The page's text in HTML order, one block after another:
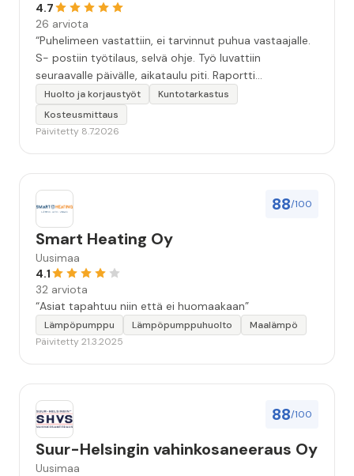
4.7
26 arviota
“Puhelimeen vastattiin, ei tarvinnut puhua vastaajalle.
S- postiin työtilaus, selvä ohje. Työ luvattiin
seuraavalle päivälle, aikataulu piti. Raportti
kartoituksesta tuli vielä samana päivänä..Kattava
selvitys. Työn kuvaus havannoillistettiin selvästi.
Huolto ja korjaustyöt
Kuntotarkastus
Kosteusmittaus
Päivitetty 8.7.2026
88/100
Smart Heating Oy
Uusimaa
4.1
32 arviota
“Asiat tapahtuu niin että ei huomaakaan”
Lämpöpumppu Lämpöpumppuhuolto
Maalämpö
Päivitetty 21.3.2025
88/100
Suur-Helsingin vahinkosaneeraus Oy
Uusimaa